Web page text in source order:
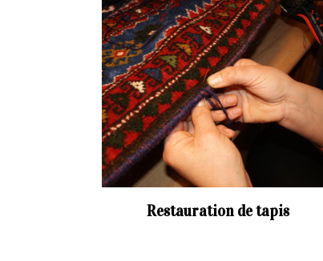
Restauration de tapis